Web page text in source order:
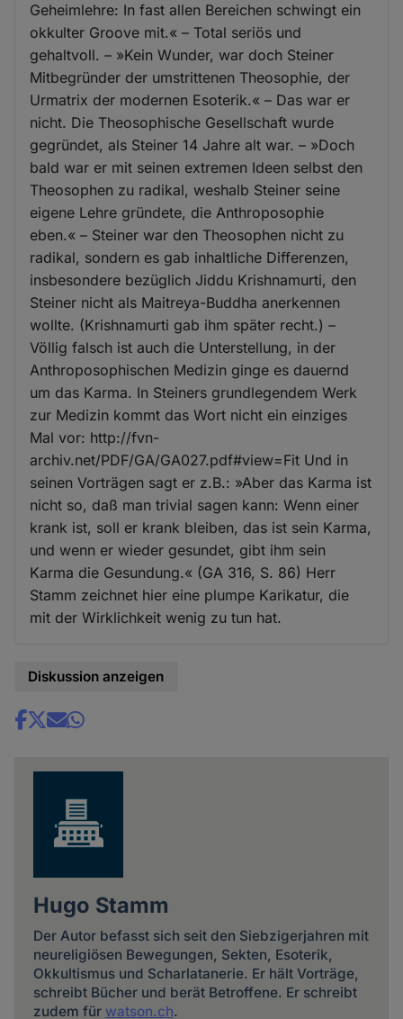
Geheimlehre: In fast allen Bereichen schwingt ein
okkulter Groove mit.« – Total seriös und
gehaltvoll. – »Kein Wunder, war doch Steiner
Mitbegründer der umstrittenen Theosophie, der
Urmatrix der modernen Esoterik.« – Das war er
nicht. Die Theosophische Gesellschaft wurde
gegründet, als Steiner 14 Jahre alt war. – »Doch
bald war er mit seinen extremen Ideen selbst den
Theosophen zu radikal, weshalb Steiner seine
eigene Lehre gründete, die Anthroposophie
eben.« – Steiner war den Theosophen nicht zu
radikal, sondern es gab inhaltliche Differenzen,
insbesondere bezüglich Jiddu Krishnamurti, den
Steiner nicht als Maitreya-Buddha anerkennen
wollte. (Krishnamurti gab ihm später recht.) –
Völlig falsch ist auch die Unterstellung, in der
Anthroposophischen Medizin ginge es dauernd
um das Karma. In Steiners grundlegendem Werk
zur Medizin kommt das Wort nicht ein einziges
Mal vor: http://fvn-
archiv.net/PDF/GA/GA027.pdf#view=Fit Und in
seinen Vorträgen sagt er z.B.: »Aber das Karma ist
nicht so, daß man trivial sagen kann: Wenn einer
krank ist, soll er krank bleiben, das ist sein Karma,
und wenn er wieder gesundet, gibt ihm sein
Karma die Gesundung.« (GA 316, S. 86) Herr
Stamm zeichnet hier eine plumpe Karikatur, die
mit der Wirklichkeit wenig zu tun hat.
Diskussion anzeigen
Share
Hugo Stamm
Der Autor befasst sich seit den Siebzigerjahren mit
neureligiösen Bewegungen, Sekten, Esoterik,
Okkultismus und Scharlatanerie. Er hält Vorträge,
schreibt Bücher und berät Betroffene. Er schreibt
zudem für watson.ch.